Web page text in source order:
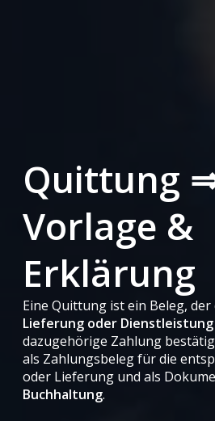
Quittung
Vorlage &
Erklärung
Eine Quittung ist ein Beleg,
Lieferung oder
dazugehörige Zahlung
als Zahlungsbeleg für die
oder Lieferung und als
Buchhaltung.